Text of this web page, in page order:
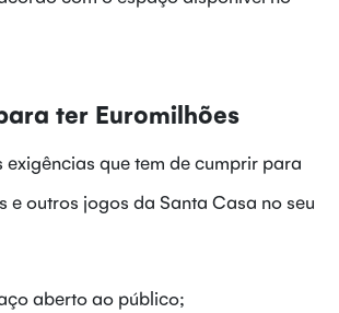
ter Euromilhões
exigências que tem de cumprir para
e outros jogos da Santa Casa no seu
aberto ao público;